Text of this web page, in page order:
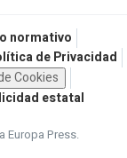
normativo
de Privacidad
Cookies
estatal
Europa Press.